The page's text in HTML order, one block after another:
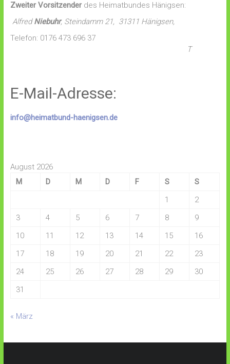
Zweiter Vorsitzenderdes Heimatbundes Hänigsen:
AlfredNiebuhr, Steindamm 21, 31311 Hänigsen,
Telefon: 0176 473 696 37
T
E-Mail-Adresse:
info@heimatbund-haenigsen.de
August 2026
M
D M D F S
S
1
2
3
4 5 6 7 8
9
10
11 12 13 14 15
16
17
18 19 20 21 22
23
24
25 26 27 28 29
30
31
« März